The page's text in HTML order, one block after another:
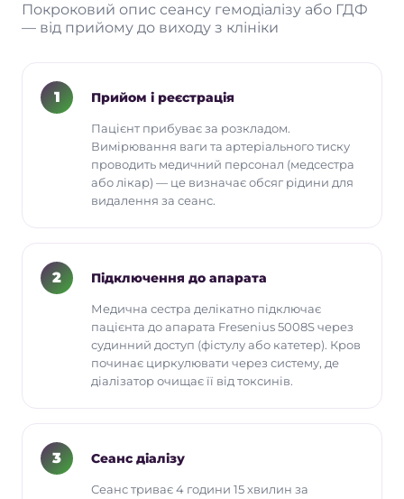
Покроковий опис сеансу гемодіалізу або ГДФ
— від прийому до виходу з клініки
1 Прийом і реєстрація
Пацієнт прибуває за розкладом.
Вимірювання ваги та артеріального тиску
проводить медичний персонал (медсестра
або лікар) — це визначає обсяг рідини для
видалення за сеанс.
2 Підключення до апарата
Медична сестра делікатно підключає
пацієнта до апарата Fresenius 5008S через
судинний доступ (фістулу або катетер). Кров
починає циркулювати через систему, де
діалізатор очищає її від токсинів.
3 Сеанс діалізу
Сеанс триває 4 години 15 хвилин за